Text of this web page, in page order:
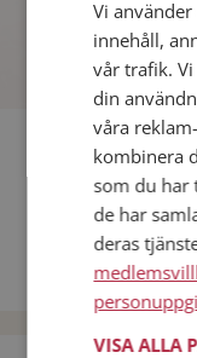
Fler singlar
Andra singlar från
Dejta män i Sverige
Dejta kvinnor i
Vi
innehåll,
vår trafik.
din
våra
kombinera
som du har
de har
deras
VISA ALLA